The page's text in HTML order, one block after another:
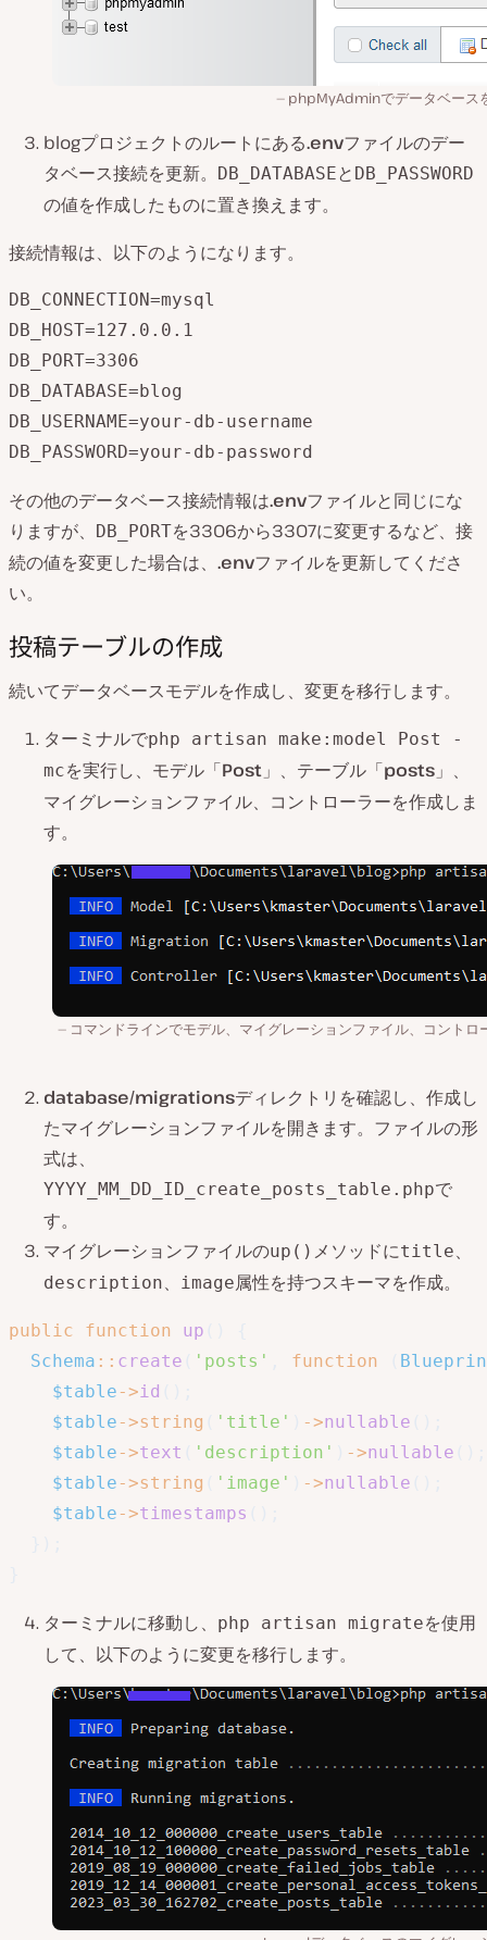
phpMyAdminでデータベース
blogプロジェクトのルートにある.envファイルのデー
タベース接続を更新。
DB_DATABASEと DB_PASSWORD
の値を作成したものに置き換えます。
接続情報は、以下のようになります。
DB_CONNECTION=mysql
DB_HOST=127.0.0.1
DB_PORT=3306
DB_DATABASE=blog
DB_USERNAME=your-db-username
DB_PASSWORD=your-db-password
その他のデータベース接続情報は.envファイルと同じにな
りますが、
DB_PORTを3306から3307に変更するなど、接
続の値を変更した場合は、 .envファイルを更新してくださ
い。
投稿テーブルの作成
続いてデータベースモデルを作成し、変更を移行します。
ターミナルでphp artisan make:model Post -
mcを実行し、モデル「Post 」、テーブル「posts 」、
マイグレーションファイル、コントローラーを作成しま
す。
コマンドラインでモデル、マイグレーションファイル、コントロ
database/migrationsディレクトリを確認し、作成し
たマイグレーションファイルを開きます。ファイルの形
式は、
YYYY_MM_DD_ID_create_posts_table.phpで
す。
マイグレーションファイルのup() メソッドにtitle、
description、 image属性を持つスキーマを作成。
public function up
Schema :: create 'posts' function
$table->id
$table->string 'title' ->nullable
$table->text 'description' ->nullable
$table->string 'image' ->nullable
$table->timestamps
ターミナルに移動し、 php artisan migrateを使用
して、以下のように変更を移行します。